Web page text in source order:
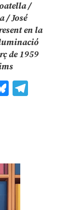
/
/ José
en la
de 1959
Bluesky